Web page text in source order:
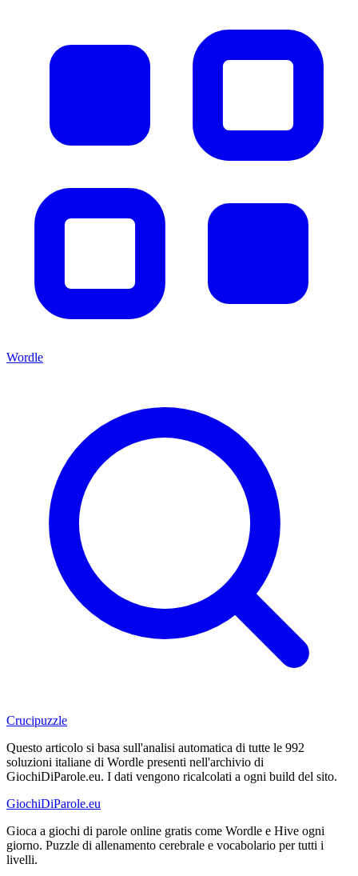
Wordle
Crucipuzzle
Questo articolo si basa sull'analisi automatica di tutte le 992
soluzioni italiane di Wordle presenti nell'archivio di
GiochiDiParole.eu. I dati vengono ricalcolati a ogni build del sito.
GiochiDiParole.eu
Gioca a giochi di parole online gratis come Wordle e Hive ogni
giorno. Puzzle di allenamento cerebrale e vocabolario per tutti i
livelli.